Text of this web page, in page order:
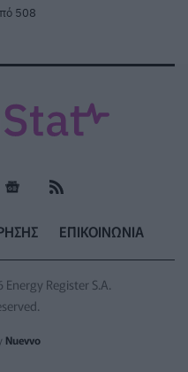
508
ΕΠΙΚΟΙΝΩΝΙΑ
Register S.A.
Nuevvo